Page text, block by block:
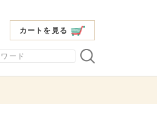
カートを見る